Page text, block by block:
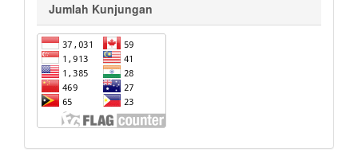
Jumlah Kunjungan